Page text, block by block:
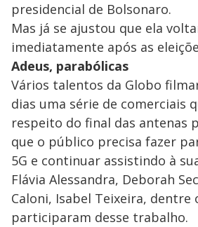
presidencial de Bolsonaro.
Mas já se ajustou que ela
imediatamente após as
Adeus, parabólicas
Vários talentos da Globo
dias uma série de comerciais
respeito do final das antenas
que o público precisa fazer
5G e continuar assistindo à
Flávia Alessandra, Deborah
Caloni, Isabel Teixeira, dentre
participaram desse trabalho.